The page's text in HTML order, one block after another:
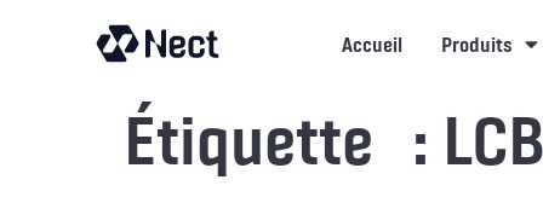
Accueil Produits
Étiquette :